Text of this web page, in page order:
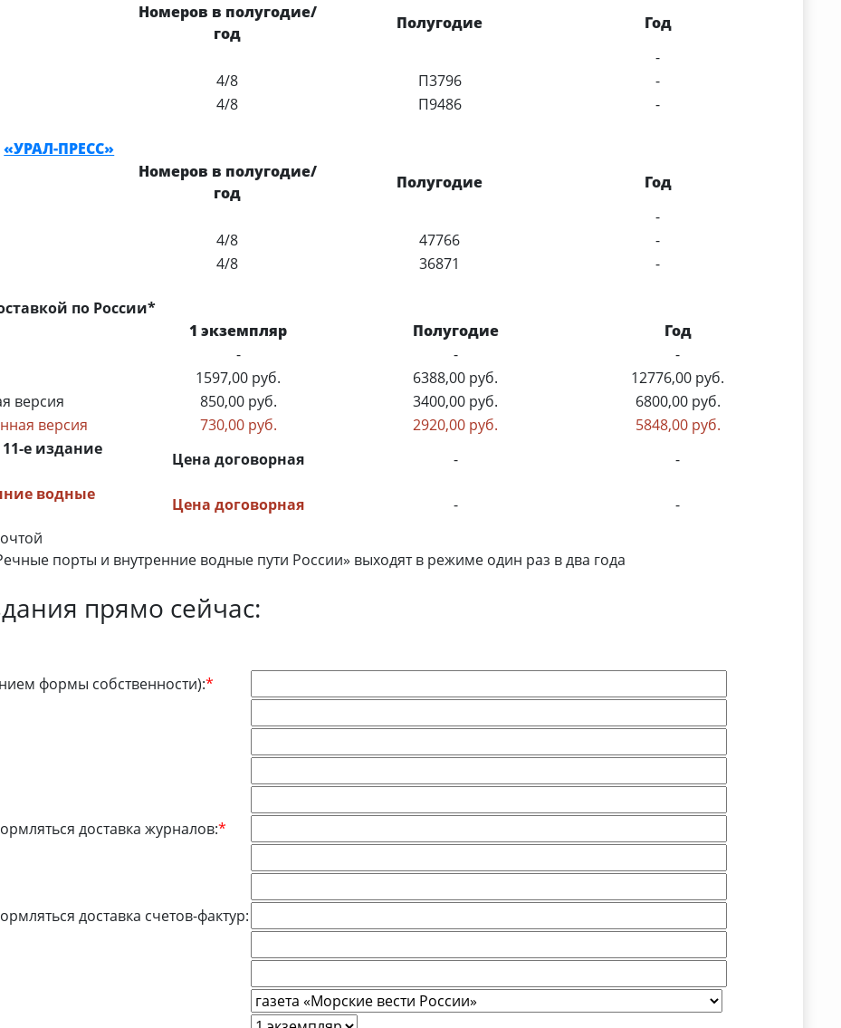
Номеров в полугодие/
год
Полугодие
Год
-
4/8 П3796
-
4/8 П9486 -
«УРАЛ-ПРЕСС»
Номеров в полугодие/
год
Полугодие
Год
-
4/8 47766
-
4/8 36871 -
по России*
1 экземпляр Полугодие
Год
- -
-
1597,00 руб. 6388,00 руб.
12776,00 руб.
версия
850,00 руб. 3400,00 руб.
6800,00 руб.
версия
730,00 руб. 2920,00 руб.
5848,00 руб.
е издание
Цена договорная -
-
водные
Цена договорная -
-
порты и внутренние водные пути России» выходят в режиме один раз в два года
прямо сейчас:
формы собственности):*
доставка журналов:*
доставка счетов-фактур: